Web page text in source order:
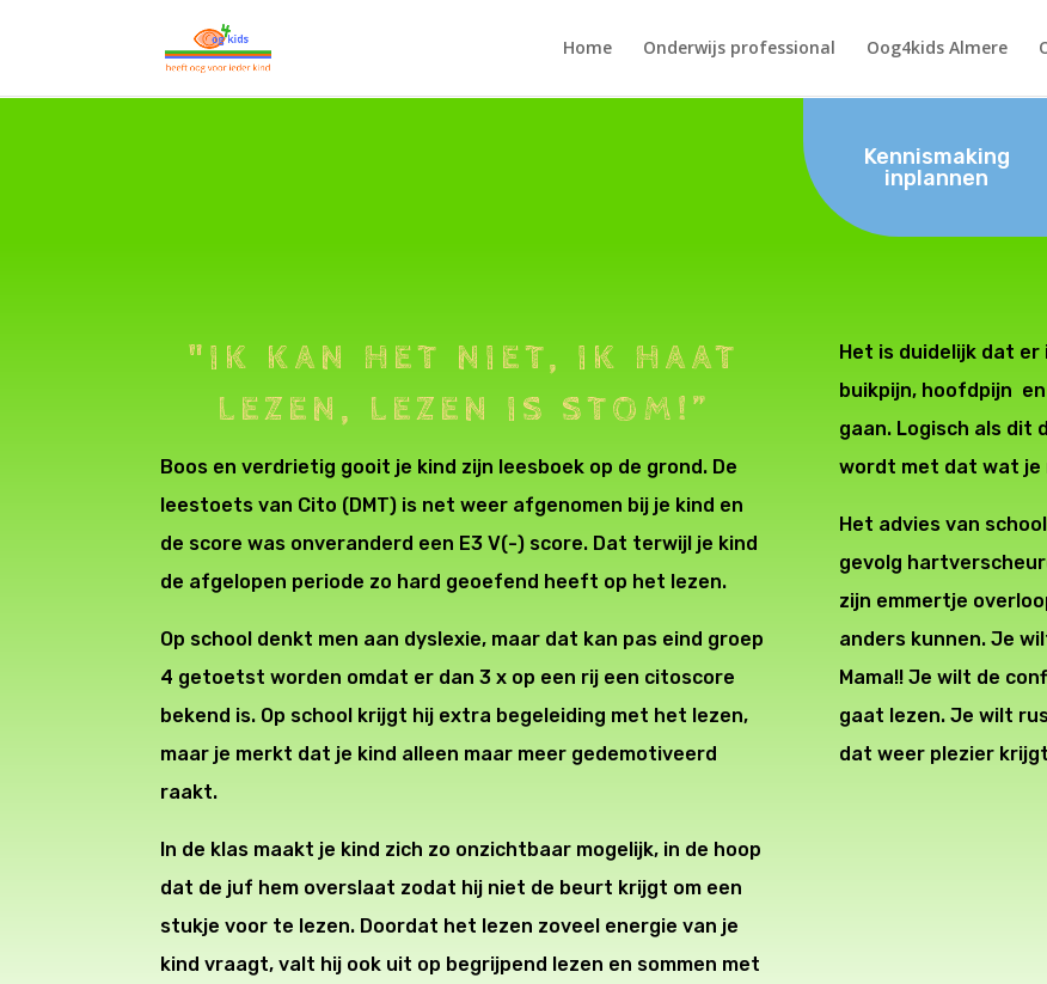
Home Onderwijs professional Oog4kids Almere
Kennismaking
inplannen
"IK KAN HET NIET, IK HAAT
LEZEN, LEZEN IS STOM!”
Boos en verdrietig gooit je kind zijn leesboek op de grond. De
leestoets van Cito (DMT) is net weer afgenomen bij je kind en
de score was onveranderd een E3 V(-) score. Dat terwijl je kind
de afgelopen periode zo hard geoefend heeft op het lezen.
Op school denkt men aan dyslexie, maar dat kan pas eind groep
4 getoetst worden omdat er dan 3 x op een rij een citoscore
bekend is. Op school krijgt hij extra begeleiding met het lezen,
maar je merkt dat je kind alleen maar meer gedemotiveerd
raakt.
In de klas maakt je kind zich zo onzichtbaar mogelijk, in de hoop
dat de juf hem overslaat zodat hij niet de beurt krijgt om een
stukje voor te lezen. Doordat het lezen zoveel energie van je
kind vraagt, valt hij ook uit op begrijpend lezen en sommen met
Het is duidelijk dat
buikpijn, hoofdpijn
gaan. Logisch als dit
wordt met dat wat je
Het advies van
gevolg
zijn emmertje
anders kunnen. Je
Mama!! Je wilt de
gaat lezen. Je wilt
dat weer plezier